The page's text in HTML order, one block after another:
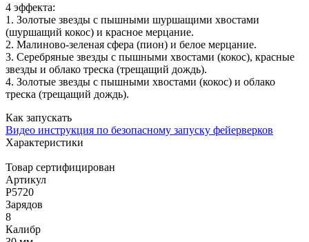
4 эффекта:
1. Золотые звезды с пышными шуршащими хвостами
(шуршащий кокос) и красное мерцание.
2. Малиново-зеленая сфера (пион) и белое мерцание.
3. Серебряные звезды с пышными хвостами (кокос), красные
звезды и облако треска (трещащий дождь).
4. Золотые звезды с пышными хвостами (кокос) и облако
треска (трещащий дождь).
Как запускать
Видео инструкция по безопасному запуску фейерверков
Характеристики
Товар сертифицирован
Артикул
Р5720
Зарядов
8
Калибр